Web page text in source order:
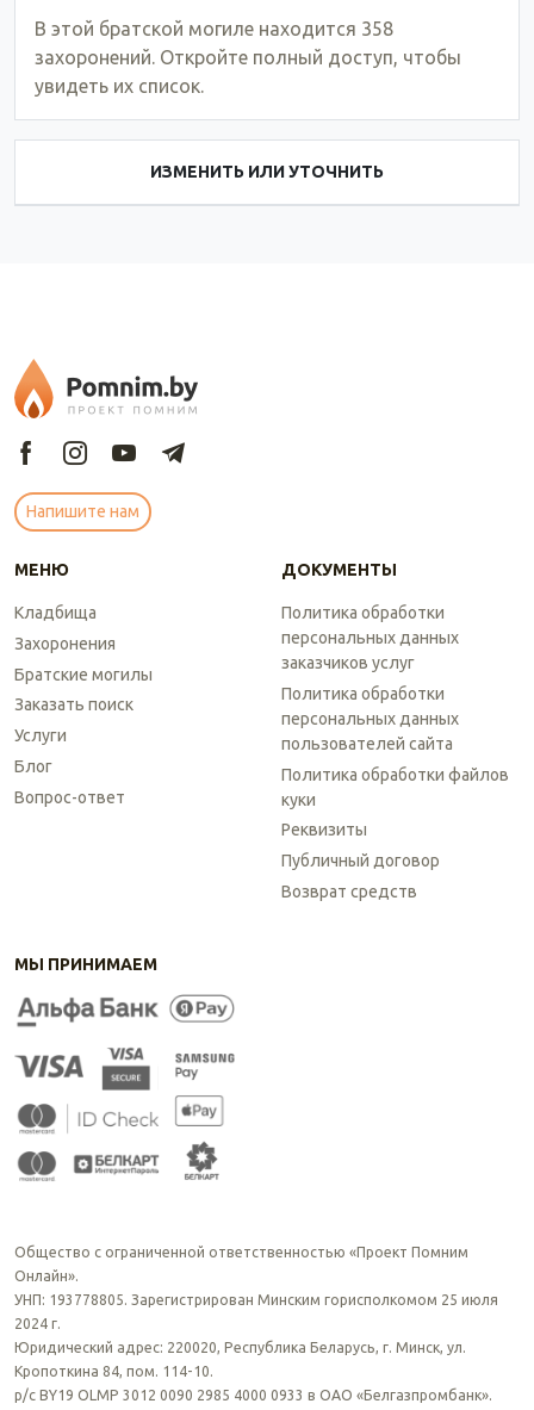
В этой братской могиле находится 358
захоронений. Откройте полный доступ, чтобы
увидеть их список.
ИЗМЕНИТЬ ИЛИ УТОЧНИТЬ
Напишите нам
МЕНЮ
Кладбища
Захоронения
Братские могилы
Заказать поиск
Услуги
Блог
Вопрос-ответ
ДОКУМЕНТЫ
Политика обработки
персональных данных
заказчиков услуг
Политика обработки
персональных данных
пользователей сайта
Политика обработки файлов
куки
Реквизиты
Публичный договор
Возврат средств
МЫ ПРИНИМАЕМ
Общество с ограниченной ответственностью «Проект Помним
Онлайн».
УНП: 193778805. Зарегистрирован Минским горисполкомом 25 июля
2024 г.
Юридический адрес: 220020, Республика Беларусь, г. Минск, ул.
Кропоткина 84, пом. 114-10.
р/с BY19 OLMP 3012 0090 2985 4000 0933 в ОАО «Белгазпромбанк».